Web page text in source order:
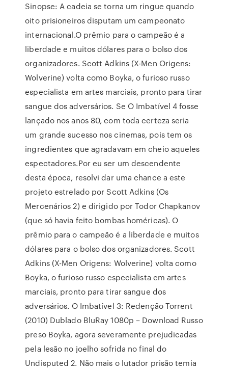
Sinopse: A cadeia se torna um ringue quando
oito prisioneiros disputam um campeonato
internacional.O prêmio para o campeão é a
liberdade e muitos dólares para o bolso dos
organizadores. Scott Adkins (X-Men Origens:
Wolverine) volta como Boyka, o furioso russo
especialista em artes marciais, pronto para tirar
sangue dos adversários. Se O Imbatível 4 fosse
lançado nos anos 80, com toda certeza seria
um grande sucesso nos cinemas, pois tem os
ingredientes que agradavam em cheio aqueles
espectadores.Por eu ser um descendente
desta época, resolvi dar uma chance a este
projeto estrelado por Scott Adkins (Os
Mercenários 2) e dirigido por Todor Chapkanov
(que só havia feito bombas homéricas). O
prêmio para o campeão é a liberdade e muitos
dólares para o bolso dos organizadores. Scott
Adkins (X-Men Origens: Wolverine) volta como
Boyka, o furioso russo especialista em artes
marciais, pronto para tirar sangue dos
adversários. O Imbatível 3: Redenção Torrent
(2010) Dublado BluRay 1080p – Download Russo
preso Boyka, agora severamente prejudicadas
pela lesão no joelho sofrida no final do
Undisputed 2. Não mais o lutador prisão temia